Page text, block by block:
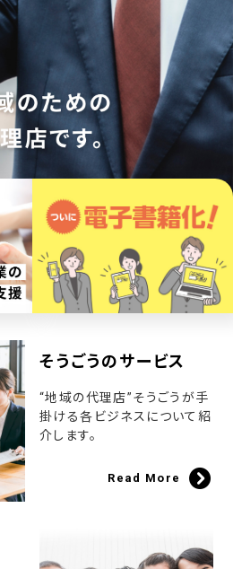
そうごうのサービス
“地域の代理店”そうごうが手
掛ける各ビジネスについて紹
介します。
Read More